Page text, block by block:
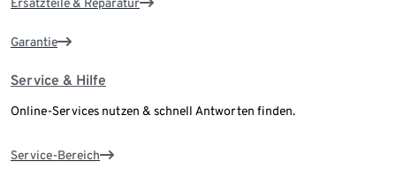
Ersatzteile & Reparatur
Garantie
Service & Hilfe
Online-Services nutzen & schnell Antworten finden.
Service-Bereich